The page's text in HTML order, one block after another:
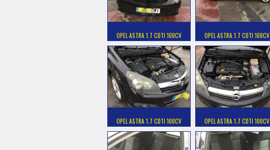
OPEL ASTRA 1.7 CDTI 100CV OPEL ASTRA 1.7 CDTI 100CV
OPEL ASTRA 1.7 CDTI 100CV OPEL ASTRA 1.7 CDTI 100CV